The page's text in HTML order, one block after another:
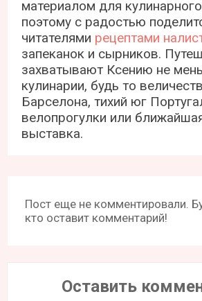
материалом для
поэтому с радостью
читателями рецептами
запеканок и сырников.
захватывают Ксению не
кулинарии, будь то
Барселона, тихий юг
велопрогулки или
выставка.
Пост еще не комментировали.
кто оставит комментарий!
Оставить